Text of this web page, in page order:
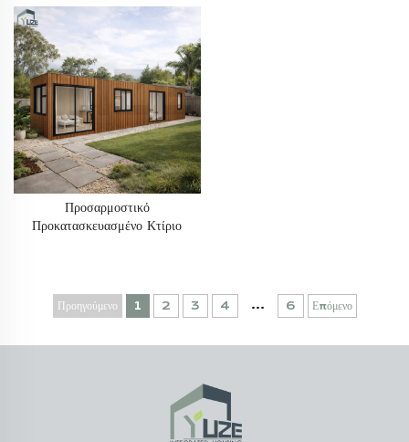
Μοντουλάρια Κατοικία Σε
Εμπορευματοκιβώτιο
Προσαρμοστικό
Προκατασκευασμένο Κτίριο
Συντηρητικού Δοχείου Για
Διαβίωση
Προηγούμενο 1 2 3 4 ... 6 Επόμενο